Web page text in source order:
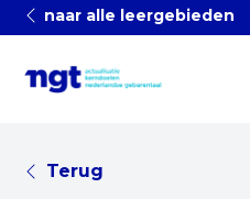
naar alle leergebieden
Terug